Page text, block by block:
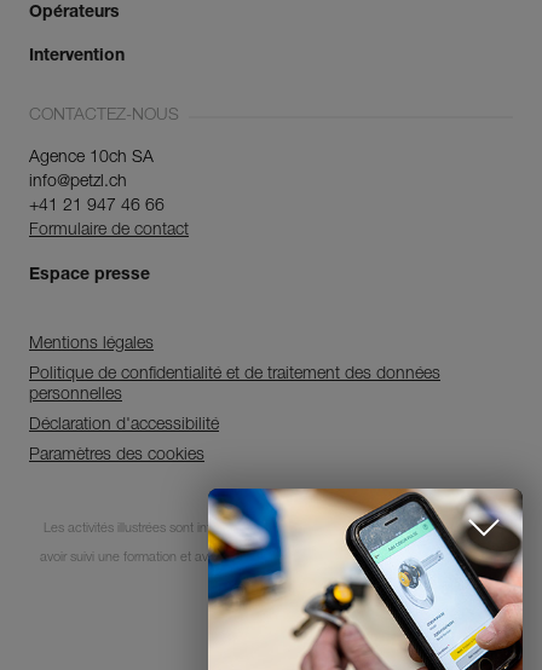
Découvrez ePPEcentre
Simplifiez le contrôle et le suivi de
votre parc d'EPI.
JE DÉCOUVRE L'APP
Opérateurs
Intervention
CONTACTEZ-NOUS
Agence 10ch SA
info@petzl.ch
+41 21 947 46 66
Formulaire de contact
Espace presse
Mentions légales
Politique de confidentialité et de traitement des données
personnelles
Déclaration d'accessibilité
Paramètres des cookies
Les activités illustrées sont intrinsèquement dangereuses. Chaque utilisateur doit
avoir suivi une formation et avoir des compétences pour l’usage des équipements
lors de ces activités.
© 1995-2026 Petzl